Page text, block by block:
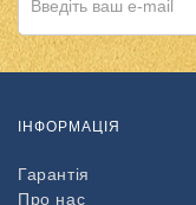
ІНФОРМАЦІЯ
Гарантія
Про нас